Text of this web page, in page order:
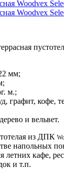
мм;
м.;
графит, кофе,
и вельвет.
из ДПК
напольных
летних кафе,
и т.п.